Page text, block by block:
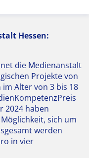
Hessen:
die Medienanstalt
Projekte von
Alter von 3 bis 18
2024 haben
sich um
werden
in vier